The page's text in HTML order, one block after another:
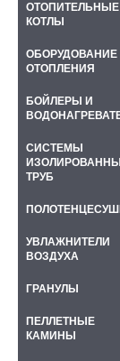
OТОПИТЕЛЬНЫЕ
КОТЛЫ
ОБОРУДОВАНИЕ
ОТОПЛЕНИЯ
БОЙЛЕРЫ И
СИСТЕМЫ
ТРУБ
УВЛАЖНИТЕЛИ
ВОЗДУХА
ГРАНУЛЫ
ПЕЛЛЕТНЫЕ
КАМИНЫ